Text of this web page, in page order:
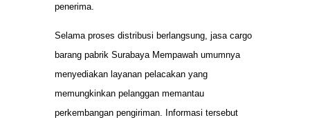
penerima.
Selama proses distribusi berlangsung, jasa cargo
barang pabrik Surabaya Mempawah umumnya
menyediakan layanan pelacakan yang
memungkinkan pelanggan memantau
perkembangan pengiriman. Informasi tersebut